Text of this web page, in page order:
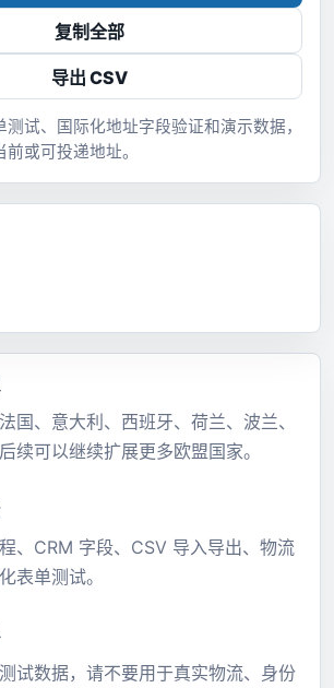
复制全部
导出 CSV
试、国际化地址字段验证和演示数据，
或可投递地址。
国、意大利、西班牙、荷兰、波兰、
续可以继续扩展更多欧盟国家。
、CRM 字段、CSV 导入导出、物流
表单测试。
试数据，请不要用于真实物流、身份